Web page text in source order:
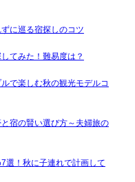
に巡る宿探しのコツ
てみた！難易度は？
で楽しむ秋の観光モデルコ
宿の賢い選び方～夫婦旅の
選！秋に子連れで計画して